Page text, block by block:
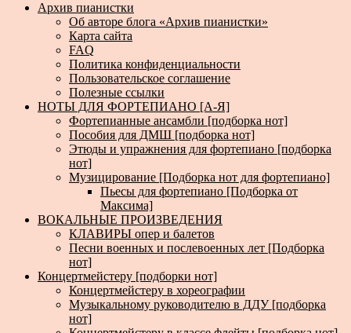
Архив пианистки
Об авторе блога «Архив пианистки»
Карта сайта
FAQ
Политика конфиденциальности
Пользовательское соглашение
Полезные ссылки
НОТЫ ДЛЯ ФОРТЕПИАНО [А-Я]
Фортепианные ансамбли [подборка нот]
Пособия для ДМШ [подборка нот]
Этюды и упражнения для фортепиано [подборка
нот]
Музицирование [Подборка нот для фортепиано]
Пьесы для фортепиано [Подборка от
Максима]
ВОКАЛЬНЫЕ ПРОИЗВЕДЕНИЯ
КЛАВИРЫ опер и балетов
Песни военных и послевоенных лет [Подборка
нот]
Концертмейстеру [подборки нот]
Концертмейстеру в хореографии
Музыкальному руководителю в ДДУ [подборка
нот]